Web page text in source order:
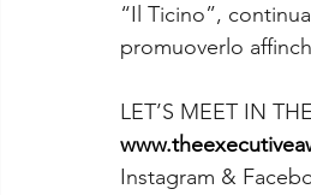
“Il Ticino”,
promuoverlo
LET’S MEET IN
Instagram &